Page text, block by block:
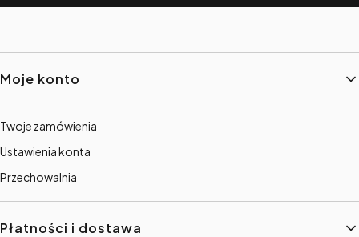
Linki w stopce
Moje konto
Twoje zamówienia
Ustawienia konta
Przechowalnia
Płatności i dostawa